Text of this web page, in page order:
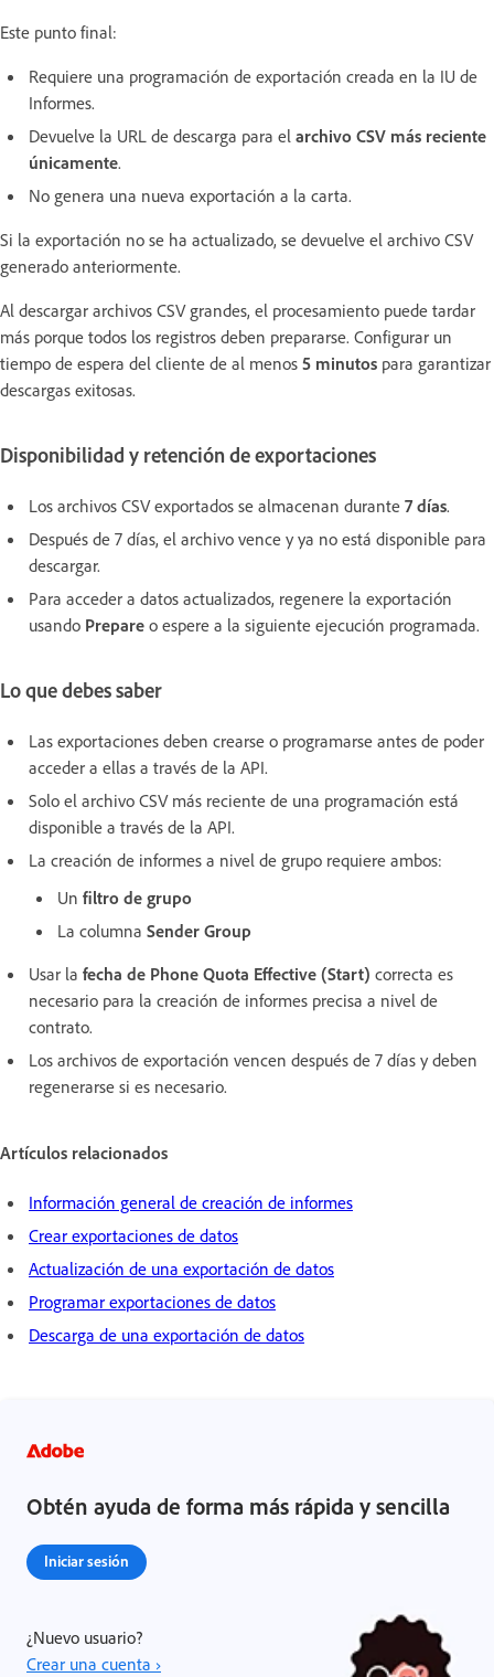
Este punto final:
Requiere una programación de exportación creada en la IU de
Informes.
Devuelve la URL de descarga para el archivo CSV más reciente
únicamente.
No genera una nueva exportación a la carta.
Si la exportación no se ha actualizado, se devuelve el archivo CSV
generado anteriormente.
Al descargar archivos CSV grandes, el procesamiento puede tardar
más porque todos los registros deben prepararse. Configurar un
tiempo de espera del cliente de al menos 5 minutos para garantizar
descargas exitosas.
Disponibilidad y retención de exportaciones
Los archivos CSV exportados se almacenan durante 7 días.
Después de 7 días, el archivo vence y ya no está disponible para
descargar.
Para acceder a datos actualizados, regenere la exportación
usando Prepare o espere a la siguiente ejecución programada.
Lo que debes saber
Las exportaciones deben crearse o programarse antes de poder
acceder a ellas a través de la API.
Solo el archivo CSV más reciente de una programación está
disponible a través de la API.
La creación de informes a nivel de grupo requiere ambos:
Un filtro de grupo
La columna Sender Group
Usar la fecha de Phone Quota Effective (Start) correcta es
necesario para la creación de informes precisa a nivel de
contrato.
Los archivos de exportación vencen después de 7 días y deben
regenerarse si es necesario.
Artículos relacionados
Información general de creación de informes
Crear exportaciones de datos
Actualización de una exportación de datos
Programar exportaciones de datos
Descarga de una exportación de datos
Obtén ayuda de forma más rápida y sencilla
Iniciar sesión
¿Nuevo usuario?
Crear una cuenta ›